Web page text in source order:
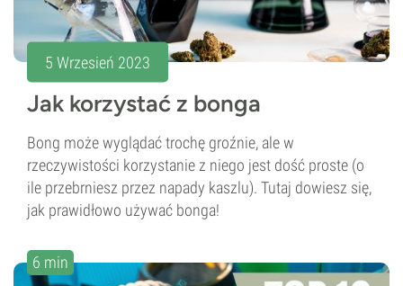
5 Wrzesień 2023
Jak korzystać z bonga
Bong może wyglądać trochę groźnie, ale w
rzeczywistości korzystanie z niego jest dość proste (o
ile przebrniesz przez napady kaszlu). Tutaj dowiesz się,
jak prawidłowo używać bonga!
6 min